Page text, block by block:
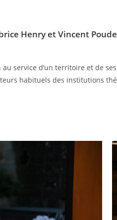
Henry et Vincent
service d’un territoire et de
habituels des institutions